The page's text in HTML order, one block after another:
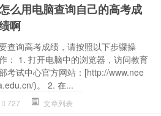
么用电脑查询自己的高考成
啊
查询高考成绩，请按照以下步骤操
： 1. 打开电脑中的浏览器，访问教育
考试中心官方网站：[http://www.nee
)。 2. 在...
727 文章列表